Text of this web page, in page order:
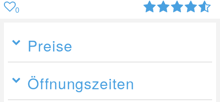
0
Preise
Öffnungszeiten